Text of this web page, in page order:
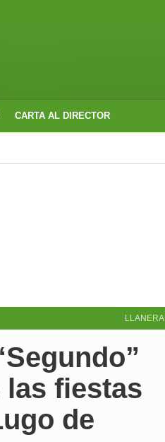
CARTA AL DIRECTOR
LLANERA
fiestas
de